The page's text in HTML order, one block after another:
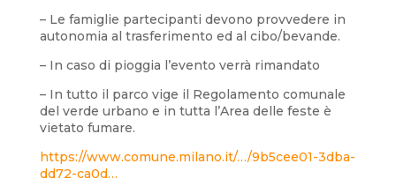
– Le famiglie partecipanti devono provvedere in
autonomia al trasferimento ed al cibo/bevande.
– In caso di pioggia l’evento verrà rimandato
– In tutto il parco vige il Regolamento comunale
del verde urbano e in tutta l’Area delle feste è
vietato fumare.
https://www.comune.milano.it/…/9b5cee01-3dba-
dd72-ca0d…